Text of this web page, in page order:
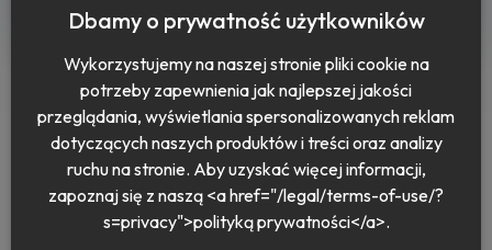
Polski
Dbamy o prywatność użytkowników
Wykorzystujemy na naszej stronie pliki cookie na
potrzeby zapewnienia jak najlepszej jakości
przeglądania, wyświetlania spersonalizowanych reklam
dotyczących naszych produktów i treści oraz analizy
ruchu na stronie. Aby uzyskać więcej informacji,
zapoznaj się z naszą <a href="/legal/terms-of-use/?
s=privacy">polityką prywatności</a>.